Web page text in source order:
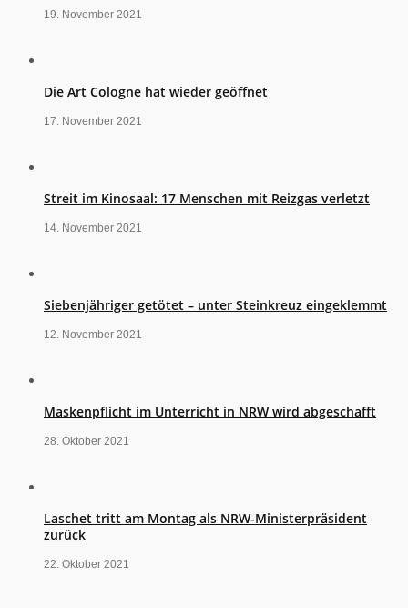
19. November 2021
Die Art Cologne hat wieder geöffnet
17. November 2021
Streit im Kinosaal: 17 Menschen mit Reizgas verletzt
14. November 2021
Siebenjähriger getötet – unter Steinkreuz eingeklemmt
12. November 2021
Maskenpflicht im Unterricht in NRW wird abgeschafft
28. Oktober 2021
Laschet tritt am Montag als NRW-Ministerpräsident
zurück
22. Oktober 2021